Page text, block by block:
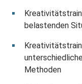
belastenden
Methoden